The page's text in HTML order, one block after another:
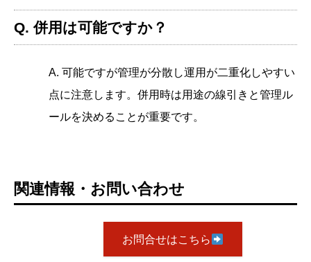
Q. 併用は可能ですか？
A. 可能ですが管理が分散し運用が二重化しやすい
点に注意します。併用時は用途の線引きと管理ル
ールを決めることが重要です。
関連情報・お問い合わせ
お問合せはこちら